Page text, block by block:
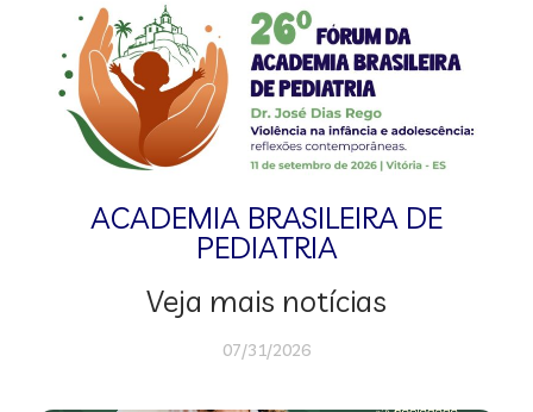
ACADEMIA BRASILEIRA DE
PEDIATRIA
Veja mais notícias
07/31/2026